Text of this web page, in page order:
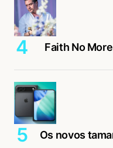
Faith No
Os novos